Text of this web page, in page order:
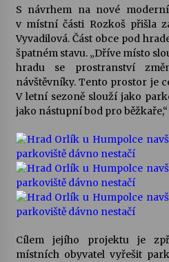
Votavžatský ploty
23. 7. 2026
Letní koncerty ve
22. 7. 2026
17. 7. 2026
Ozvěny prázdnin
14. 7. 2026
Za kulturou
S návrhem na nové
v místní části Rozkoš přišla
Vyvadilová. Část obce pod
špatném stavu. „Dříve místo
hradu se prostranství
návštěvníky. Tento prostor je
V letní sezoně slouží jako
jako nástupní bod pro
Cílem jejího projektu je
místních obyvatel vyřešit